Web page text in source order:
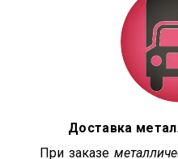
Доставка
При заказе